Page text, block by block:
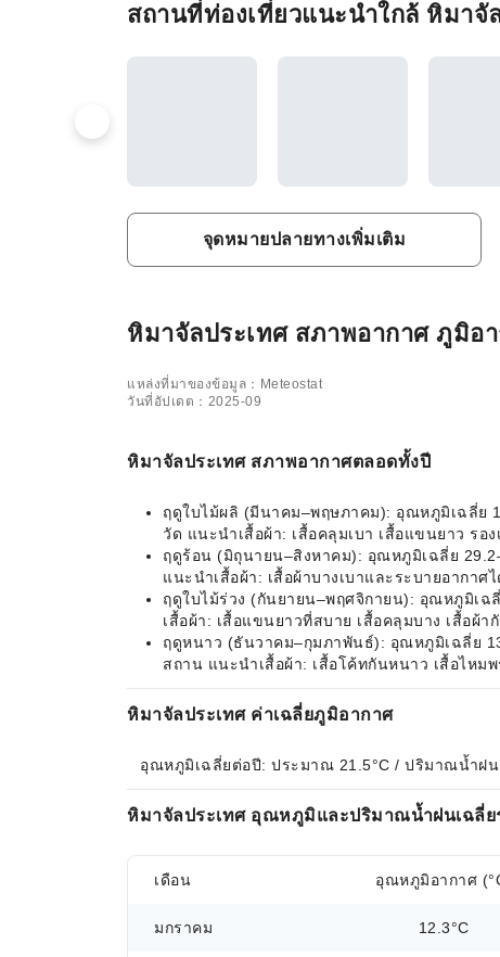
สถานที่ท่องเที่ยวแนะนำใกล้ หิมาจั
จุดหมายปลายทางเพิ่มเติม
หิมาจัลประเทศ สภาพอากาศ ภูมิอ
แหล่งที่มาของข้อมูล：Meteostat
วันที่อัปเดต：2025-09
หิมาจัลประเทศ สภาพอากาศตลอดทั้งปี
ฤดูใบไม้ผลิ (มีนาคม–พฤษภาคม): อุณหภูมิเฉลี่ย
วัด แนะนำเสื้อผ้า: เสื้อคลุมเบา เสื้อแขนยาว รอง
ฤดูร้อน (มิถุนายน–สิงหาคม): อุณหภูมิเฉลี่ย
แนะนำเสื้อผ้า: เสื้อผ้าบางเบาและระบายอากา
ฤดูใบไม้ร่วง (กันยายน–พฤศจิกายน): อุณหภูมิเฉ
เสื้อผ้า: เสื้อแขนยาวที่สบาย เสื้อคลุมบาง เสื้อผ้
ฤดูหนาว (ธันวาคม–กุมภาพันธ์): อุณหภูมิเฉลี่ย
สถาน แนะนำเสื้อผ้า: เสื้อโค้ทกันหนาว เสื้อไหม
หิมาจัลประเทศ ค่าเฉลี่ยภูมิอากาศ
อุณหภูมิเฉลี่ยต่อปี: ประมาณ 21.5°C / ปริมาณน้ำฝ
หิมาจัลประเทศ อุณหภูมิและปริมาณน้ำฝนเฉลี่ย
เดือน อุณหภูมิอากาศ
มกราคม 12.3°C